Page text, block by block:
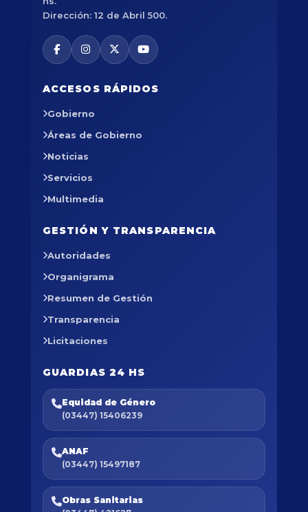
Dirección: 12 de Abril 500.
ACCESOS RÁPIDOS
Gobierno
Áreas de Gobierno
Noticias
Servicios
Multimedia
GESTIÓN Y TRANSPARENCIA
Autoridades
Organigrama
Resumen de Gestión
Transparencia
Licitaciones
GUARDIAS 24 HS
Equidad de Género
(03447) 15406239
ANAF
(03447) 15497187
Obras Sanitarias